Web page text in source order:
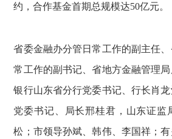
约，合作基金首期总规模达50亿元。
省委金融办分管日常工作的副主任
常工作的副书记、省地方金融管理
银行山东省分行党委书记、行长肖
党委书记、局长邢桂君，山东证监
松；市领导孙斌、韩伟、李国祥；